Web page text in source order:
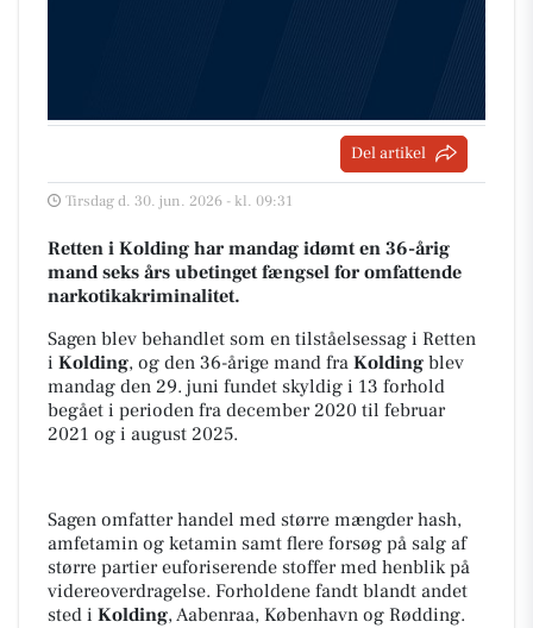
Del artikel
Tirsdag d. 30. jun. 2026 - kl. 09:31
Retten i Kolding har mandag idømt en 36-årig
mand seks års ubetinget fængsel for omfattende
narkotikakriminalitet.
Sagen blev behandlet som en tilståelsessag i Retten
i Kolding, og den 36-årige mand fra Kolding blev
mandag den 29. juni fundet skyldig i 13 forhold
begået i perioden fra december 2020 til februar
2021 og i august 2025.
Sagen omfatter handel med større mængder hash,
amfetamin og ketamin samt flere forsøg på salg af
større partier euforiserende stoffer med henblik på
videreoverdragelse. Forholdene fandt blandt andet
sted i Kolding, Aabenraa, København og Rødding.